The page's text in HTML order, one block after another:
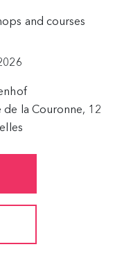
and courses
de la Couronne, 12